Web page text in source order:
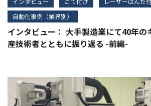
自動化事例（業界別）
インタビュー： 大手製造業にて40年の
産技術者とともに振り返る -前編-